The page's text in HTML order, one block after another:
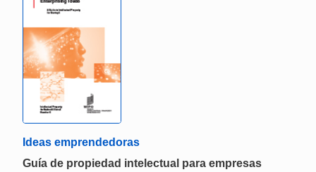
Ideas emprendedoras
Guía de propiedad intelectual para empresas